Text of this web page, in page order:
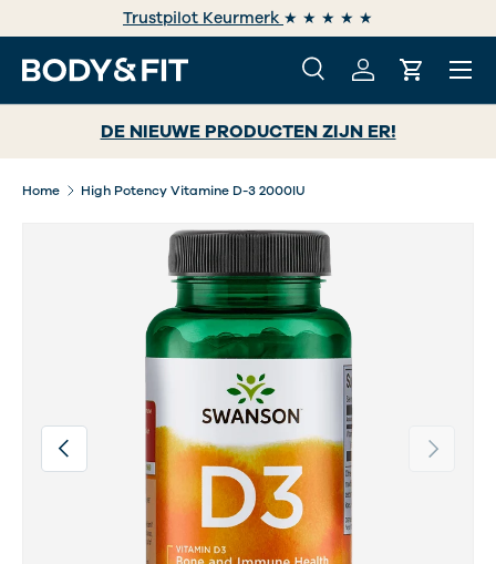
GA NAAR INHOUD
Trustpilot Keurmerk ★ ★ ★ ★ ★
Zoeken
ZoekenInloggen
Menu
DE NIEUWE PRODUCTEN ZIJN ER!
Home High Potency Vitamine D-3 2000IU
Afbeelding 2 is nu beschikbaar in gallerij-weergave
Vorige Volgende